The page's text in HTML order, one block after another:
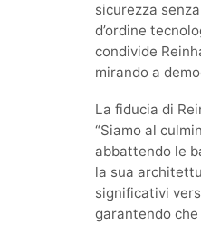
sicurezza
d’ordine
condivide
mirando a
La fiducia di
“Siamo al
abbattendo le
la sua
significativi
garantendo